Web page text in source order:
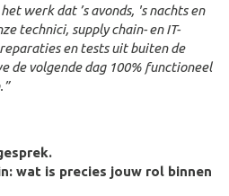
het werk dat ’s avonds, 's nachts en
technici, supplychain- en IT-
en tests uit buiten de
de volgende dag 100% functioneel
wat is precies jouw rol binnen